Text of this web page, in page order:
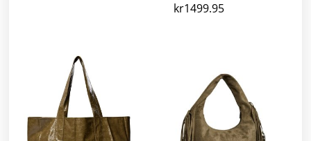
kr1499.95